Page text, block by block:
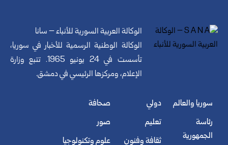
الوكالة العربية السورية للأنباء – سانا
الوكالة الوطنية الرسمية للأخبار في سوريا،
تأسست في 24 يونيو 1965. تتبع وزارة
الإعلام، ومركزها الرئيسي في دمشق.
سوريا والعالم
رئاسة
الجمهورية
دولي
تعليم
ثقافة وفنون
صحافة
صور
علوم وتكنولوجيا